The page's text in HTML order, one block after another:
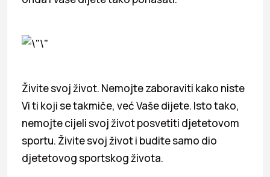
Živite svoj život. Nemojte zaboraviti kako niste
Vi ti koji se takmiče, već Vaše dijete. Isto tako,
nemojte cijeli svoj život posvetiti djetetovom
sportu. Živite svoj život i budite samo dio
djetetovog sportskog života.